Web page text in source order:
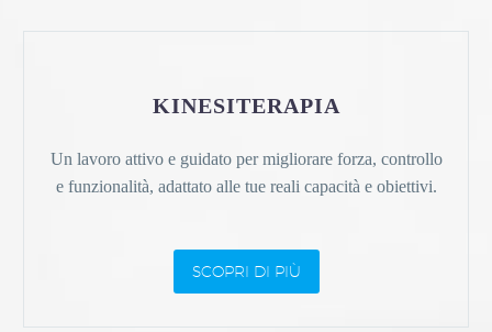
KINESITERAPIA
Un lavoro attivo e guidato per migliorare forza, controllo
e funzionalità, adattato alle tue reali capacità e obiettivi.
SCOPRI DI PIÙ